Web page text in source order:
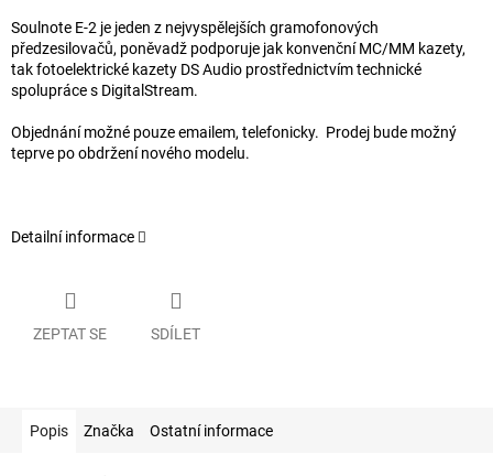
Soulnote E-2 je jeden z nejvyspělejších gramofonových
předzesilovačů, poněvadž podporuje jak konvenční MC/MM kazety,
tak fotoelektrické kazety DS Audio prostřednictvím technické
spolupráce s DigitalStream.
Objednání možné pouze emailem, telefonicky. Prodej bude možný
teprve po obdržení nového modelu.
Detailní informace
ZEPTAT SE SDÍLET
Popis Značka Ostatní informace